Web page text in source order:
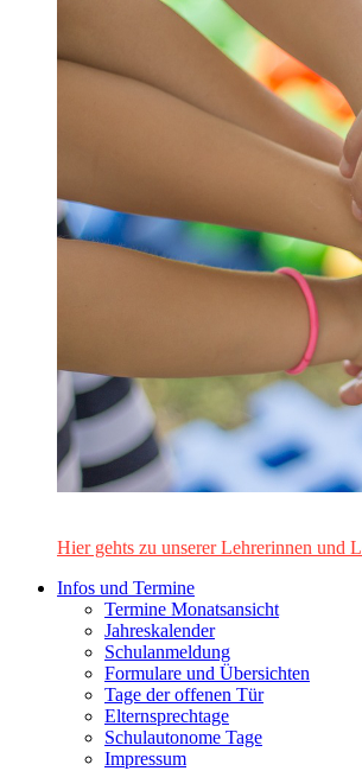
Hier gehts zu unserer Lehrerinnen und
Infos und Termine
Termine Monatsansicht
Jahreskalender
Schulanmeldung
Formulare und Übersichten
Tage der offenen Tür
Elternsprechtage
Schulautonome Tage
Impressum